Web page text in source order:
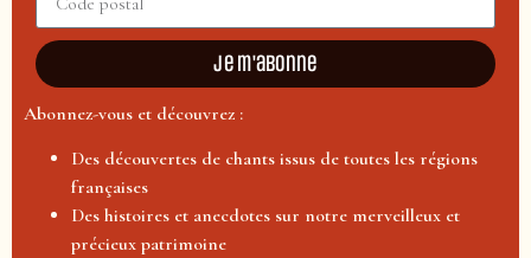
Je m'abonne
Abonnez-vous et découvrez :
Des découvertes de chants issus de toutes les régions
françaises
Des histoires et anecdotes sur notre merveilleux et
précieux patrimoine